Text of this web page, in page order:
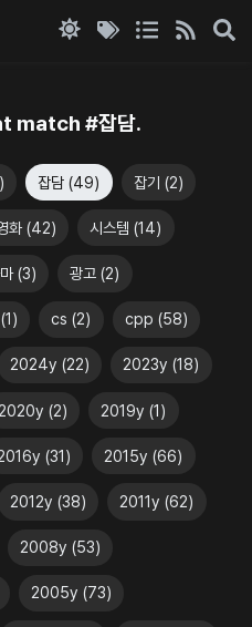
match #잡담.
) 잡담 (49) 잡기 (2)
화(42) 시스템 (14)
(3) 광고 (2)
(1) cs (2) cpp (58)
2024y (22) 2023y (18)
2020y (2) 2019y (1)
(31) 2015y (66)
2012y (38) 2011y (62)
2008y (53)
2005y (73)